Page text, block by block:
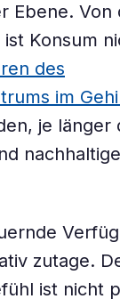
Ebene. Von
Konsum
des
im
je länger
zutage.
ist nicht